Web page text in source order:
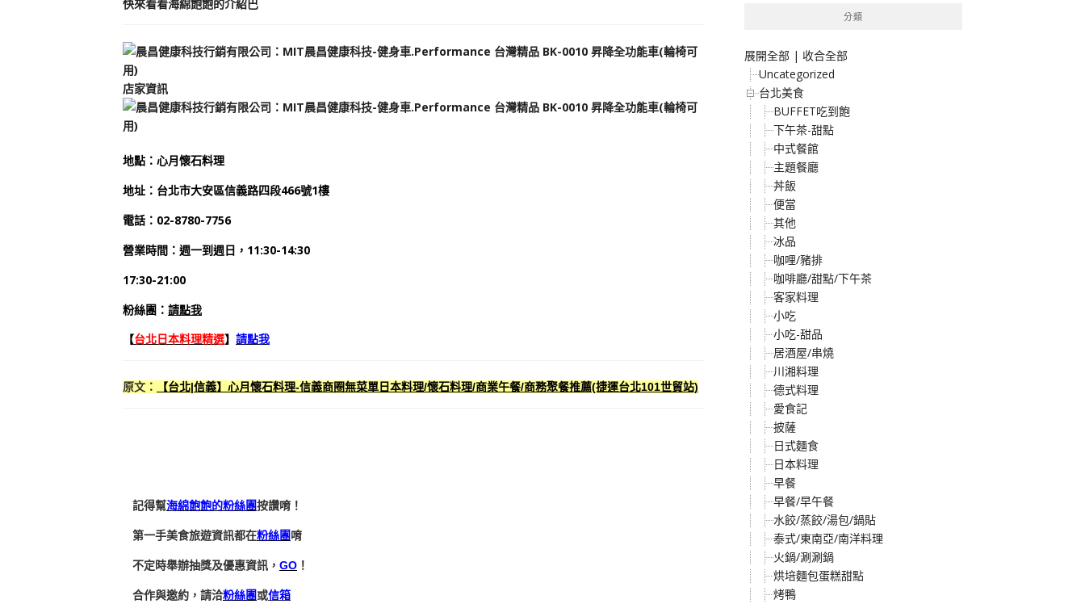
快來看看海綿飽飽的介紹巴
店家資訊
地點 ： 心月懷石料理
地址： 台北市大安區信義路四段466號1樓
電話： 02-8780-7756
營業時間：週一到週日， 11:30-14:30
17:30-21:00
粉絲團： 請點我
【台北日本料理精選】 請點我
原文： 【台北|信義】心月懷石料理-信義商圈無菜單日本料理/懷石料理/商業午餐/商務聚餐推薦(捷運台北101世貿站)
記得幫海綿飽飽的粉絲團按讚唷！
第一手美食旅遊資訊都在粉絲團唷
不定時舉辦抽獎及優惠資訊， GO ！
合作與邀約，請洽粉絲團或信箱
分類
展開全部 | 收合全部
Uncategorized
台北美食
BUFFET吃到飽
下午茶-甜點
中式餐館
主題餐廳
丼飯
便當
其他
冰品
咖哩/豬排
咖啡廳/甜點/下午茶
客家料理
小吃
小吃-甜品
居酒屋/串燒
川湘料理
德式料理
愛食記
披薩
日式麵食
日本料理
早餐
早餐/早午餐
水餃/蒸餃/湯包/鍋貼
泰式/東南亞/南洋料理
火鍋/涮涮鍋
烘培麵包蛋糕甜點
烤鴨